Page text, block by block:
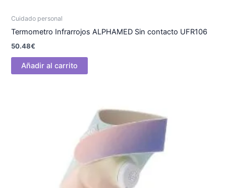
Cuidado personal
Termometro Infrarrojos ALPHAMED Sin contacto UFR106
50.48€
Añadir al carrito